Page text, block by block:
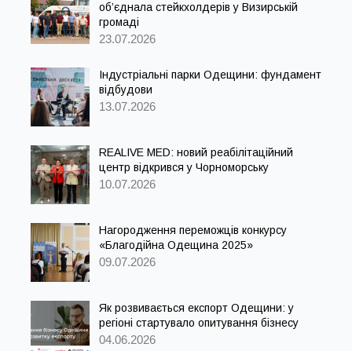
об’єднала стейкхолдерів у Визирській
громаді
23.07.2026
Індустріальні парки Одещини: фундамент
відбудови
13.07.2026
REALIVE MED: новий реабілітаційний
центр відкрився у Чорноморську
10.07.2026
Нагородження переможців конкурсу
«Благодійна Одещина 2025»
09.07.2026
Як розвивається експорт Одещини: у
регіоні стартувало опитування бізнесу
04.06.2026